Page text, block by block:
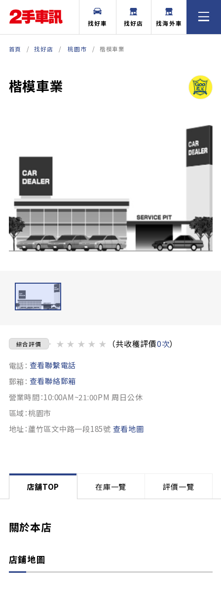
找好車 找好店 找海外車
首頁 找好店 桃園市 楷模車業
楷模車業
綜合評價 ★ ★ ★ ★ ★ （共收穫評價0次）
電話： 查看聯繫電話
郵箱： 查看聯絡郵箱
營業時間：10:00AM~21:00PM 周日公休
區域：桃園市
地址：蘆竹區文中路一段185號 查看地圖
店舗TOP 在庫一覽 評價一覽
關於本店
店鋪地圖